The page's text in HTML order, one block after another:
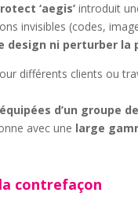
‘aegis’ introduit
invisibles (codes,
design ni perturber la
différents clients ou
d’un groupe
avec une large
contrefaçon